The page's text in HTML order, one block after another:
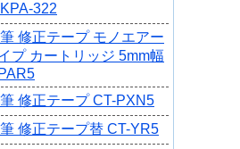
322
筆 修正テープ モノエアー
プ カートリッジ 5mm幅
筆 修正テープ CT-PXN5
筆 修正テープ替 CT-YR5